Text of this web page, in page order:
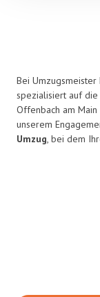
Bei
spezialisiert auf die
Offenbach am
unserem
Umzug, bei dem